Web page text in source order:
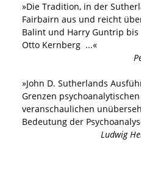
»Die Tradition, in der
Fairbairn aus und reicht
Balint und Harry Guntrip
Otto Kernberg ...«
»John D. Sutherlands
Grenzen
veranschaulichen
Bedeutung der
Ludwig